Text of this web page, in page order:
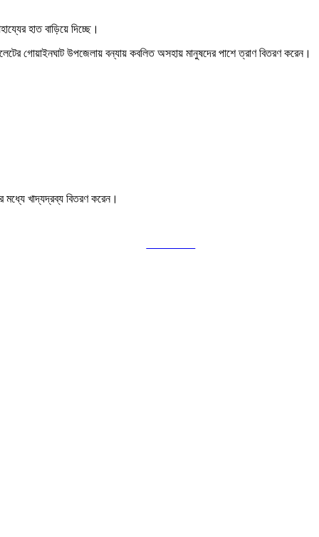
হাত বাড়িয়ে দিচ্ছে।
গোয়াইনঘাট উপজেলায় বন্যায় কবলিত অসহায় মানুষদের পাশে ত্রাণ বিতরণ করেন।
মধ্যে খাদ্যদ্রব্য বিতরণ করেন।